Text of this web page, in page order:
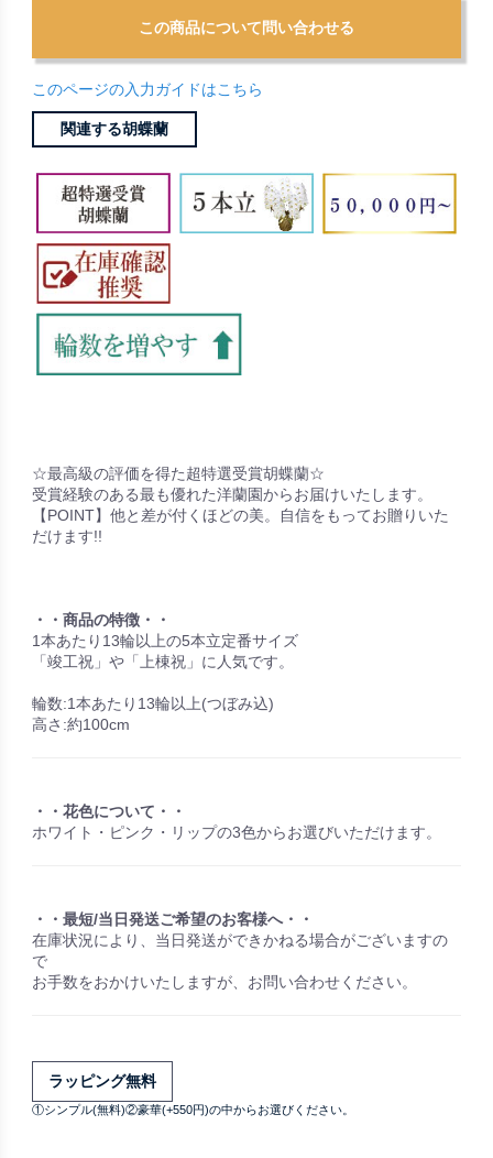
このページの入力ガイドはこちら
関連する胡蝶蘭
☆最高級の評価を得た超特選受賞胡蝶蘭☆
受賞経験のある最も優れた洋蘭園からお届けいたします。
【POINT】他と差が付くほどの美。自信をもってお贈りいた
だけます!!
・・商品の特徴・・
1本あたり13輪以上の5本立定番サイズ
「竣工祝」や「上棟祝」に人気です。
輪数:1本あたり13輪以上(つぼみ込)
高さ:約100cm
・・花色について・・
ホワイト・ピンク・リップの3色からお選びいただけます。
・・最短/当日発送ご希望のお客様へ・・
在庫状況により、当日発送ができかねる場合がございますの
で
お手数をおかけいたしますが、お問い合わせください。
ラッピング無料
①シンプル(無料)②豪華(+550円)の中からお選びください。